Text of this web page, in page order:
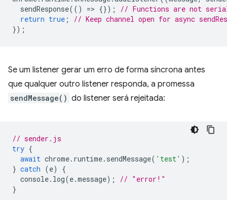
sendResponse(() => {});
// Functions are not
return true ;
// Keep channel open for async
});
Se um listener gerar um erro de forma síncrona antes
que qualquer outro listener responda, a promessa
sendMessage() do listener será rejeitada:
// sender.js
try {
await chrome. runtime. sendMessage( 'test' );
} catch (e)
{
console. log(e.message);
// "error!"
}